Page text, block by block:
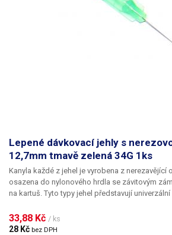
Lepené dávkovací jehly s
12,7mm tmavě zelená 34G 1ks
Kanyla každé z jehel je vyrobena z nerezavějící
osazena do nylonového hrdla se závitovým
na kartuš. Tyto typy jehel představují
silikony, epoxidy, lepidla... Každá z jehel je
zámkovým systémem ke spolehlivému a
33,88 Kč / ks
28 Kč bez DPH